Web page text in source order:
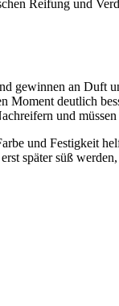
Reifung und
gewinnen an Duft
Moment deutlich
und
und Festigkeit
später süß